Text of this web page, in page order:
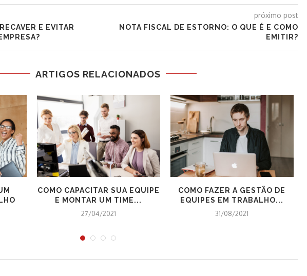
E EVITAR
próximo post
NOTA FISCAL DE ESTORNO: O QUE É E COMO
EMITIR?
ARTIGOS RELACIONADOS
COMO CAPACITAR SUA EQUIPE
E MONTAR UM TIME...
27/04/2021
COMO FAZER A GESTÃO DE
EQUIPES EM TRABALHO...
31/08/2021